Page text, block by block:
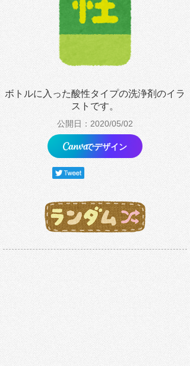
ボトルに入った酸性タイプの洗浄剤のイラ
ストです。
公開日：2020/05/02
でデザイン